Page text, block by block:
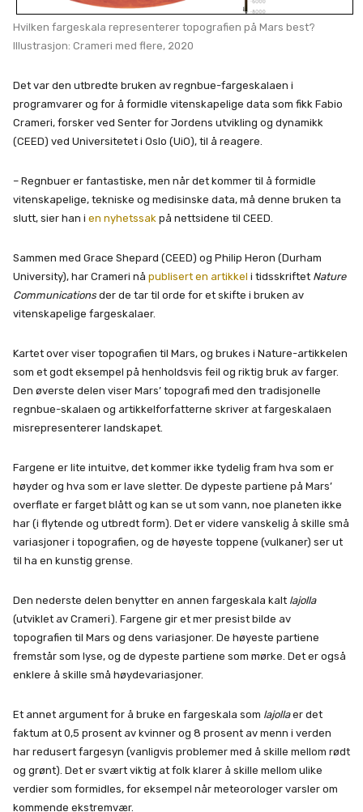
Hvilken fargeskala representerer topografien på Mars best?
Illustrasjon: Crameri med flere, 2020
Det var den utbredte bruken av regnbue-fargeskalaen i
programvarer og for å formidle vitenskapelige data som fikk Fabio
Crameri, forsker ved Senter for Jordens utvikling og dynamikk
(CEED) ved Universitetet i Oslo (UiO), til å reagere.
– Regnbuer er fantastiske, men når det kommer til å formidle
vitenskapelige, tekniske og medisinske data, må denne bruken ta
slutt, sier han i en nyhetssak på nettsidene til CEED.
Sammen med Grace Shepard (CEED) og Philip Heron (Durham
University), har Crameri nå publisert en artikkel i tidsskriftet Nature
Communications der de tar til orde for et skifte i bruken av
vitenskapelige fargeskalaer.
Kartet over viser topografien til Mars, og brukes i Nature-artikkelen
som et godt eksempel på henholdsvis feil og riktig bruk av farger.
Den øverste delen viser Mars’ topografi med den tradisjonelle
regnbue-skalaen og artikkelforfatterne skriver at fargeskalaen
misrepresenterer landskapet.
Fargene er lite intuitve, det kommer ikke tydelig fram hva som er
høyder og hva som er lave sletter. De dypeste partiene på Mars’
overflate er farget blått og kan se ut som vann, noe planeten ikke
har (i flytende og utbredt form). Det er videre vanskelig å skille små
variasjoner i topografien, og de høyeste toppene (vulkaner) ser ut
til ha en kunstig grense.
Den nederste delen benytter en annen fargeskala kalt lajolla
(utviklet av Crameri). Fargene gir et mer presist bilde av
topografien til Mars og dens variasjoner. De høyeste partiene
fremstår som lyse, og de dypeste partiene som mørke. Det er også
enklere å skille små høydevariasjoner.
Et annet argument for å bruke en fargeskala som lajollaer det
faktum at 0,5 prosent av kvinner og 8 prosent av menn i verden
har redusert fargesyn (vanligvis problemer med å skille mellom rødt
og grønt). Det er svært viktig at folk klarer å skille mellom ulike
verdier som formidles, for eksempel når meteorologer varsler om
kommende ekstremvær.